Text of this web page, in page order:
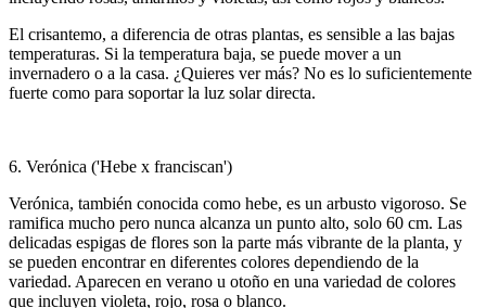
El crisantemo, a diferencia de otras plantas, es sensible a las bajas
temperaturas. Si la temperatura baja, se puede mover a un
invernadero o a la casa. ¿Quieres ver más? No es lo suficientemente
fuerte como para soportar la luz solar directa.
6. Verónica ('Hebe x franciscan')
Verónica, también conocida como hebe, es un arbusto vigoroso. Se
ramifica mucho pero nunca alcanza un punto alto, solo 60 cm. Las
delicadas espigas de flores son la parte más vibrante de la planta, y
se pueden encontrar en diferentes colores dependiendo de la
variedad. Aparecen en verano u otoño en una variedad de colores
que incluyen violeta, rojo, rosa o blanco.